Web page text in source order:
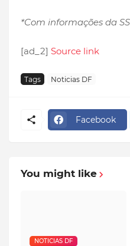
*Com informações da
[ad_2] Source link
Tags Noticias DF
Facebook
You might like
NOTICIAS DF